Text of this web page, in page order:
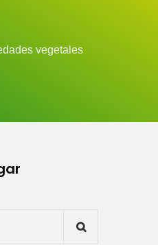
vegetales